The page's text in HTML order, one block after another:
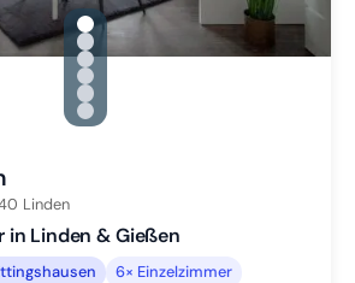
gallery.slide_selector
Zu Slide 1 wechseln
Zu Slide 2 wechseln
Zu Slide 3 wechseln
Zu Slide 4 wechseln
Zu Slide 5 wechseln
Zu Slide 6 wechseln
Linden
Linden & Gießen
6× Einzelzimmer